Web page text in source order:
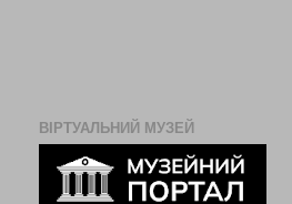
ВІРТУАЛЬНИЙ МУЗЕЙ